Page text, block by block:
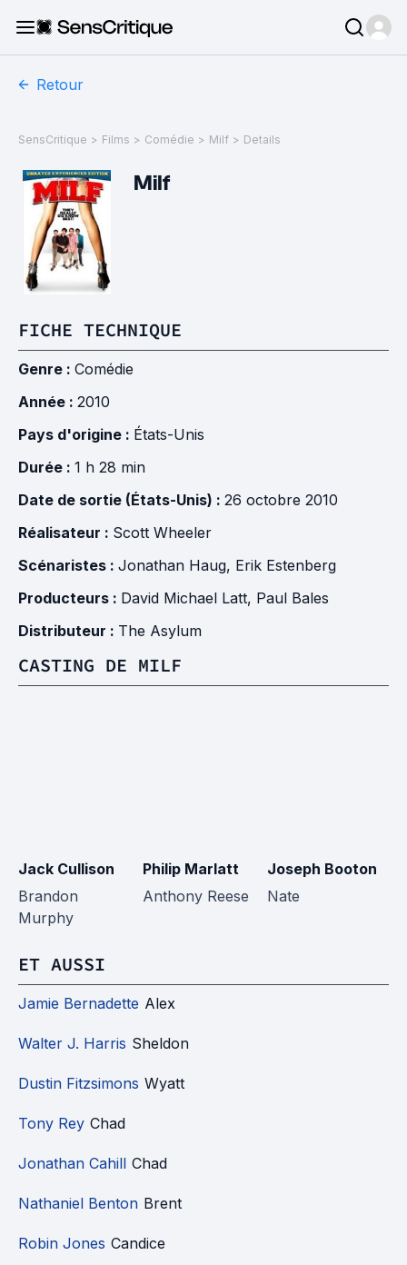
Retour
SensCritique > Films > Comédie > Milf > Details
Milf
FICHE TECHNIQUE
Genre : Comédie
Année : 2010
Pays d'origine : États-Unis
Durée : 1 h 28 min
Date de sortie (États-Unis) : 26 octobre 2010
Réalisateur : Scott Wheeler
Scénaristes : Jonathan Haug, Erik Estenberg
Producteurs : David Michael Latt, Paul Bales
Distributeur : The Asylum
CASTING DE MILF
Jack Cullison
Brandon
Murphy
Philip Marlatt
Anthony Reese
Joseph Booton
Nate
ET AUSSI
Jamie Bernadette Alex
Walter J. Harris Sheldon
Dustin Fitzsimons Wyatt
Tony Rey Chad
Jonathan Cahill Chad
Nathaniel Benton Brent
Robin Jones Candice